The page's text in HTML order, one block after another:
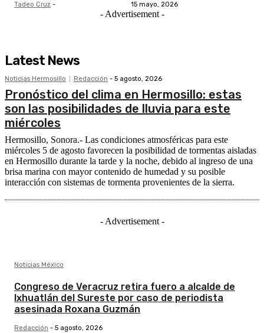
Tadeo Cruz - 15 mayo, 2026
- Advertisement -
Latest News
Noticias Hermosillo Redacción - 5 agosto, 2026
Pronóstico del clima en Hermosillo: estas
son las posibilidades de lluvia para este
miércoles
Hermosillo, Sonora.- Las condiciones atmosféricas para este
miércoles 5 de agosto favorecen la posibilidad de tormentas aisladas
en Hermosillo durante la tarde y la noche, debido al ingreso de una
brisa marina con mayor contenido de humedad y su posible
interacción con sistemas de tormenta provenientes de la sierra.
- Advertisement -
Noticias México
Congreso de Veracruz retira fuero a alcalde de
Ixhuatlán del Sureste por caso de periodista
asesinada Roxana Guzmán
Redacción - 5 agosto, 2026